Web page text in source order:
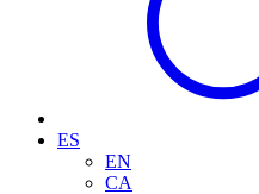
ES
EN
CA